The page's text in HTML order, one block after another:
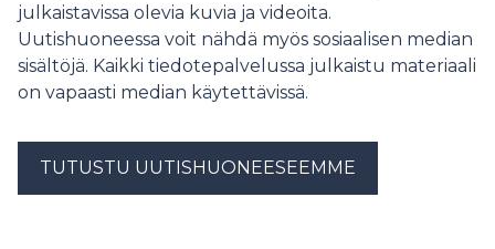
julkaistavissa olevia kuvia ja videoita.
Uutishuoneessa voit nähdä myös sosiaalisen median
sisältöjä. Kaikki tiedotepalvelussa julkaistu materiaali
on vapaasti median käytettävissä.
TUTUSTU UUTISHUONEESEEMME